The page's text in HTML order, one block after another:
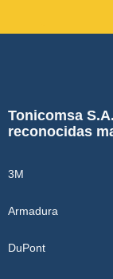
Tonicomsa
reconocidas
3M
Armadura
DuPont